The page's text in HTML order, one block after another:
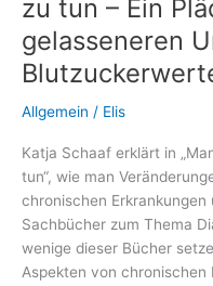
zu tun – Ein
gelasseneren
Allgemein / Elis
Katja Schaaf erklärt in
tun“, wie man
chronischen Erkrankungen
Sachbücher zum Thema
wenige dieser Bücher
Aspekten von chronischen